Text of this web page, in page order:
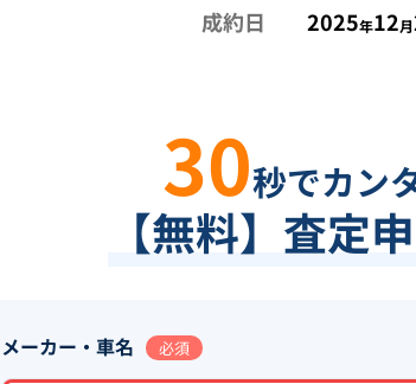
成約日 2025年12月
30秒でカン
【無料】査定
メーカー・車名 必須